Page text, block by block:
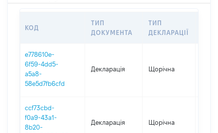
КОД
ТИП
ДОКУМЕНТА
ТИП
ДЕКЛАРАЦІЇ
e778610e-
6f59-4dd5-
a5a8-
58e5d7fb6cfd
Декларація Щорічна
ccf73cbd-
f0a9-43a1-
8b20-
Декларація Щорічна